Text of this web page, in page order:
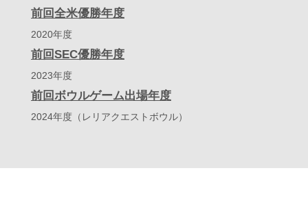
前回全米優勝年度
2020年度
前回SEC優勝年度
2023年度
前回ボウルゲーム出場年度
2024年度（レリアクエストボウル）